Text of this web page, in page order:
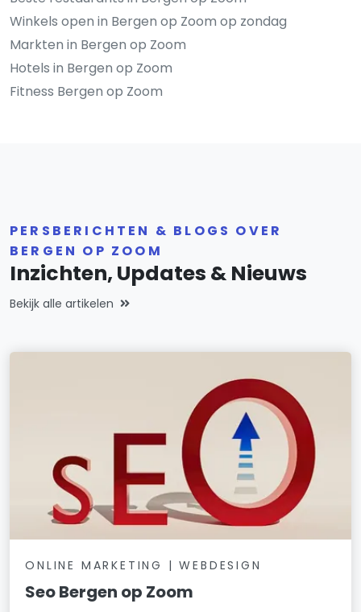
Winkels open in Bergen op Zoom op zondag
Markten in Bergen op Zoom
Hotels in Bergen op Zoom
Fitness Bergen op Zoom
PERSBERICHTEN & BLOGS OVER
BERGEN OP ZOOM
Inzichten, Updates & Nieuws
Bekijk alle artikelen
ONLINE MARKETING | WEBDESIGN
Seo Bergen op Zoom